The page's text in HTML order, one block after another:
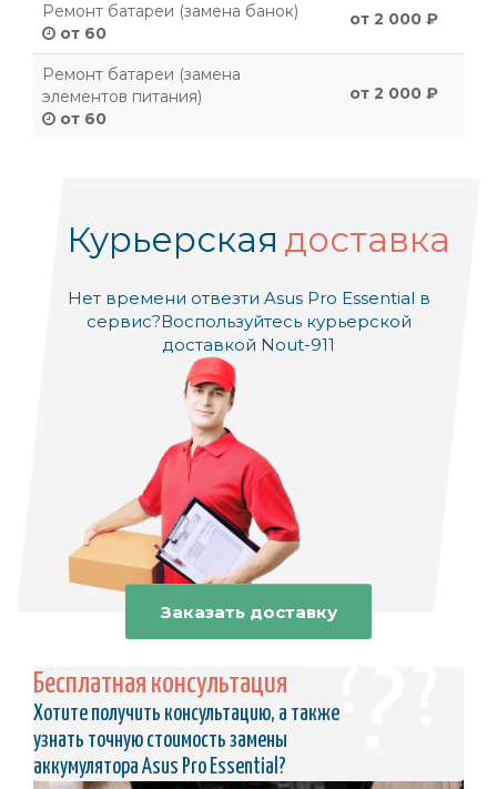
Ремонт батареи (замена банок)
от 60
от 2 000 ₽
Ремонт батареи (замена
элементов питания)
от 60
от 2 000 ₽
Курьерская доставка
Нет времени отвезти Asus Pro Essential в
сервис?Воспользуйтесь курьерской
доставкой Nout-911
Заказать доставку
Бесплатная консультация
Хотите получить консультацию, а также
узнать точную стоимость замены
аккумулятора Asus Pro Essential?